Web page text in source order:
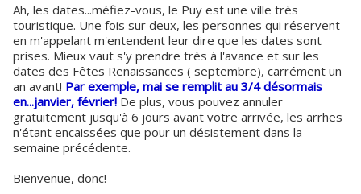
Ah, les dates...méfiez-vous, le Puy est une ville très
touristique. Une fois sur deux, les personnes qui réservent
en m'appelant m'entendent leur dire que les dates sont
prises. Mieux vaut s'y prendre très à l'avance et sur les
dates des Fêtes Renaissances ( septembre), carrément un
an avant! Par exemple, mai se remplit au 3/4 désormais
en...janvier, février! De plus, vous pouvez annuler
gratuitement jusqu'à 6 jours avant votre arrivée, les arrhes
n'étant encaissées que pour un désistement dans la
semaine précédente.
Bienvenue, donc!